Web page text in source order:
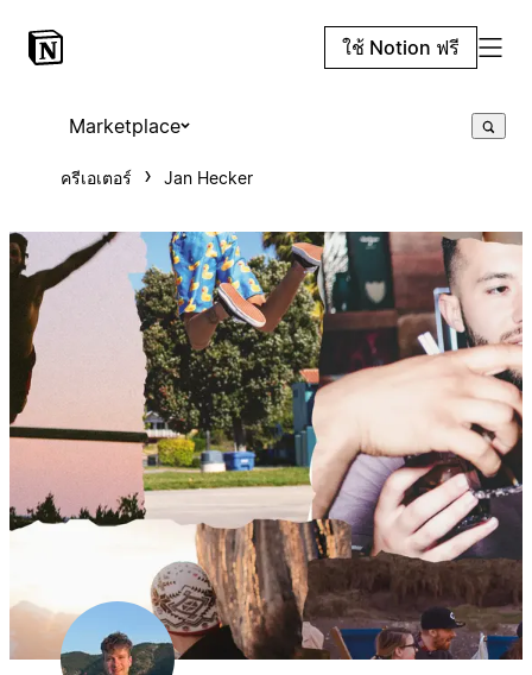
ใช้ Notion ฟรี
Marketplace
ครีเอเตอร์ Jan Hecker